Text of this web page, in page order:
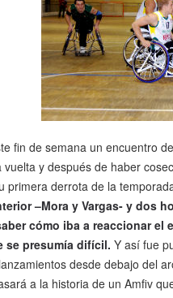
fin de semana un encuentro
y después de haber
primera derrota de la
–Mora y Vargas- y dos
cómo iba a reaccionar
se presumía difícil. Y así fue
desde debajo del
a la historia de un Amfiv